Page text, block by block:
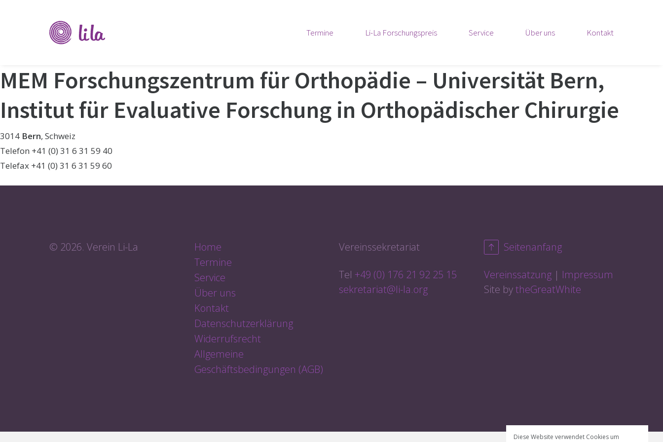
Diese Website verwendet Cookies um
Verein
Li-
Termine Li-La Forschungspreis Service Über uns Kontakt
MEM Forschungszentrum für Orthopädie – Universität Bern,
Institut für Evaluative Forschung in Orthopädischer Chirurgie
3014 Bern, Schweiz
Telefon +41 (0) 31 6 31 59 40
Telefax +41 (0) 31 6 31 59 60
© 2026. Verein Li-La
Home
Termine
Service
Über uns
Kontakt
Datenschutzerklärung
Widerrufsrecht
Allgemeine
Geschäftsbedingungen (AGB)
Vereinssekretariat
Tel +49 (0) 176 21 92 25 15
sekretariat@li-la.org
Seitenanfang
Vereinssatzung
Impressum
Site bytheGreatWhite